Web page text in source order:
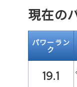
現在の
パワーラン
ク
19.1